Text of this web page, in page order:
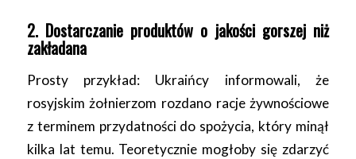
2. Dostarczanie produktów o jakości gorszej niż
zakładana
Prosty przykład: Ukraińcy informowali, że
rosyjskim żołnierzom rozdano racje żywnościowe
z terminem przydatności do spożycia, który minął
kilka lat temu. Teoretycznie mogłoby się zdarzyć